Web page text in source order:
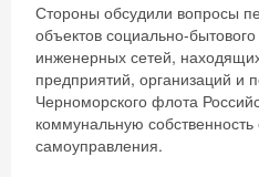
Стороны обсудили вопросы
объектов социально-
инженерных сетей,
предприятий, организаций и
Черноморского флота
коммунальную собственность
самоуправления.